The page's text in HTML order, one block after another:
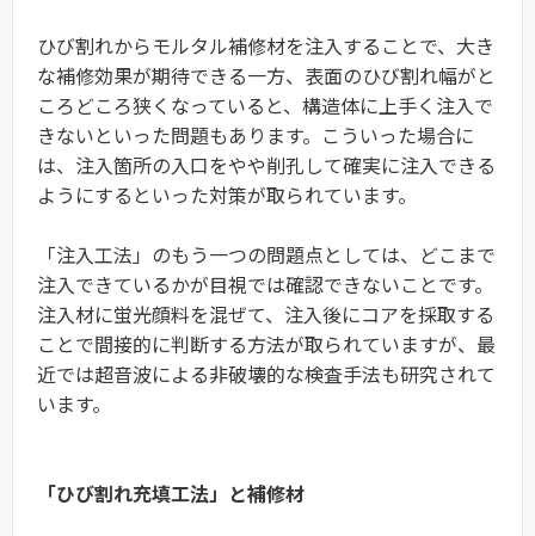
ひび割れからモルタル補修材を注入することで、大き
な補修効果が期待できる一方、表面のひび割れ幅がと
ころどころ狭くなっていると、構造体に上手く注入で
きないといった問題もあります。こういった場合に
は、注入箇所の入口をやや削孔して確実に注入できる
ようにするといった対策が取られています。
「注入工法」のもう一つの問題点としては、どこまで
注入できているかが目視では確認できないことです。
注入材に蛍光顔料を混ぜて、注入後にコアを採取する
ことで間接的に判断する方法が取られていますが、最
近では超音波による非破壊的な検査手法も研究されて
います。
「ひび割れ充填工法」と補修材